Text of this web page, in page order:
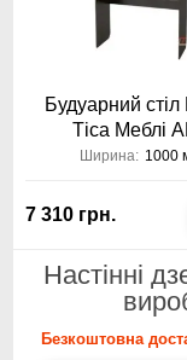
Будуарний
Тіса Меблі
Ширина: 1000
7 310 грн.
Настінні
Безкоштовна